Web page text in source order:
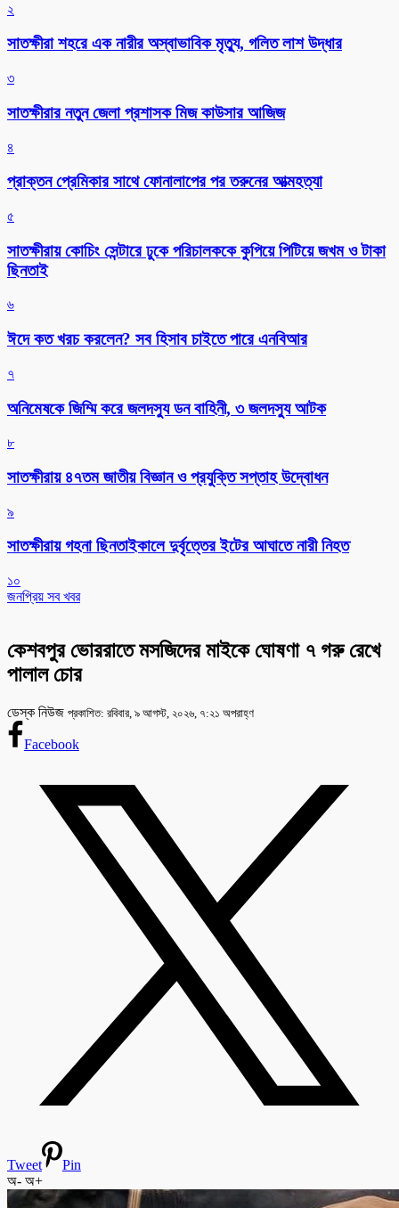
২
সাতক্ষীরা শহরে এক নারীর অস্বাভাবিক মৃত্যু, গলিত লাশ উদ্ধার
৩
সাতক্ষীরার নতুন জেলা প্রশাসক মিজ কাউসার আজিজ
৪
প্রাক্তন প্রেমিকার সাথে ফোনালাপের পর তরুনের আত্মহত্যা
৫
সাতক্ষীরায় কোচিং সেন্টারে ঢুকে পরিচালককে কুপিয়ে পিটিয়ে জখম ও টাকা
ছিনতাই
৬
ঈদে কত খরচ করলেন? সব হিসাব চাইতে পারে এনবিআর
৭
অনিমেষকে জিম্মি করে জলদস্যু ডন বাহিনী, ৩ জলদস্যু আটক
৮
সাতক্ষীরায় ৪৭তম জাতীয় বিজ্ঞান ও প্রযুক্তি সপ্তাহ উদ্বোধন
৯
সাতক্ষীরায় গহনা ছিনতাইকালে দুর্বৃত্তের ইটের আঘাতে নারী নিহত
১০
জনপ্রিয় সব খবর
কেশবপুর ভোররাতে মসজিদের মাইকে ঘোষণা ৭ গরু রেখে
পালাল চোর
ডেস্ক নিউজ প্রকাশিত: রবিবার, ৯ আগস্ট, ২০২৬, ৭:২১ অপরাহ্ণ
Facebook
Tweet
Pin
অ- অ+